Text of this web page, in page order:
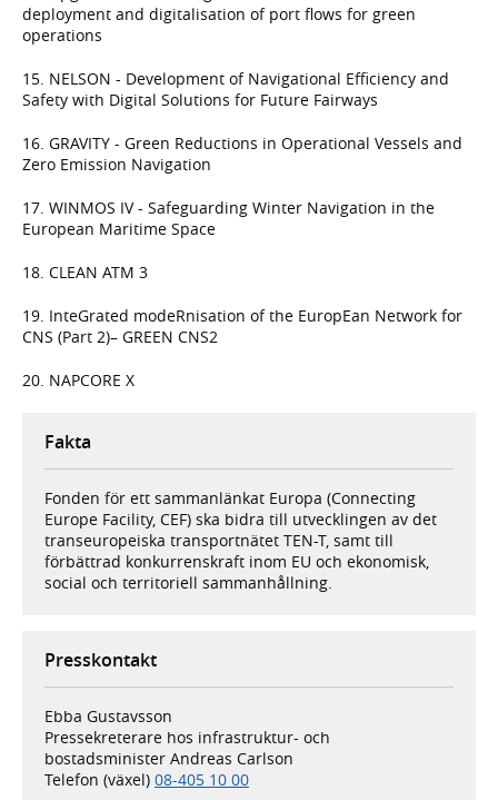
deployment and digitalisation of port flows for green
operations
15. NELSON - Development of Navigational Efficiency and
Safety with Digital Solutions for Future Fairways
16. GRAVITY - Green Reductions in Operational Vessels and
Zero Emission Navigation
17. WINMOS IV - Safeguarding Winter Navigation in the
European Maritime Space
18. CLEAN ATM 3
19. InteGrated modeRnisation of the EuropEan Network for
CNS (Part 2)– GREEN CNS2
20. NAPCORE X
Fakta
Fonden för ett sammanlänkat Europa (Connecting
Europe Facility, CEF) ska bidra till utvecklingen av det
transeuropeiska transportnätet TEN-T, samt till
förbättrad konkurrenskraft inom EU och ekonomisk,
social och territoriell sammanhållning.
Presskontakt
Ebba Gustavsson
Pressekreterare hos infrastruktur- och
bostadsminister Andreas Carlson
Telefon (växel) 08-405 10 00